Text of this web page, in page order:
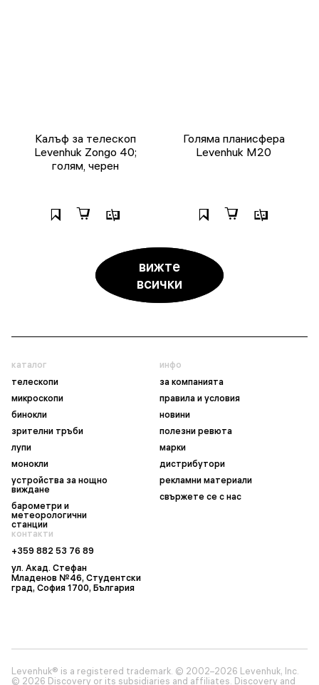
Калъф за телескоп
Levenhuk Zongo 40;
голям, черен
Голяма планисфера
Levenhuk M20
вижте
всички
каталог
телескопи
микроскопи
бинокли
зрителни тръби
лупи
монокли
устройства за нощно
виждане
барометри и
метеорологични
станции
инфо
за компанията
правила и условия
новини
полезни ревюта
марки
дистрибутори
рекламни материали
свържете се с нас
контакти
+359 882 53 76 89
ул. Акад. Стефан
Младенов №46, Студентски
град, София 1700, България
Levenhuk® is a registered trademark. © 2002–2026 Levenhuk, Inc.
© 2026 Discovery or its subsidiaries and affiliates. Discovery and